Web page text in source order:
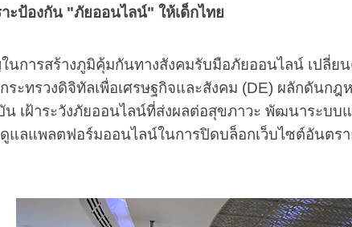
ะป้องกัน "ภัยออนไลน์" ให้เด็กไทย
รสร้างภูมิคุ้มกันทางสังคมรับมือภัยออนไลน์ เปลี่ยนค
ะทรวงดิจิทัลเพื่อเศรษฐกิจและสังคม (DE) ผลักดันกฎ
เฝ้าระวังภัยออนไลน์ที่ส่งผลต่อสุขภาวะ พัฒนาระบบ
ลแพลตฟอร์มออนไลน์ในการปิดบล็อกเว็บไซต์อันตร